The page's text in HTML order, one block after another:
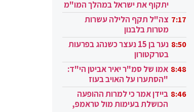
יתקוף את ישראל במהלך המו"מ
בקטאר" 7:17 צה"ל תקף הלילה עשרות
מטרות בלבנון
8:50
נער בן 15 נעצר כשנהג בפרעות
בטרקטורון
8:48 אמו של סמ"ר יאיר אביטן הי"ד:
"הסתערו על האויב בעוז
ובגבורה" 8:46 ביידן אמר כי למרות ההופעה
הכושלת בעימות מול טראמפ,